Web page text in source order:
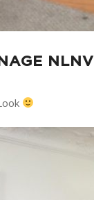
NLNV